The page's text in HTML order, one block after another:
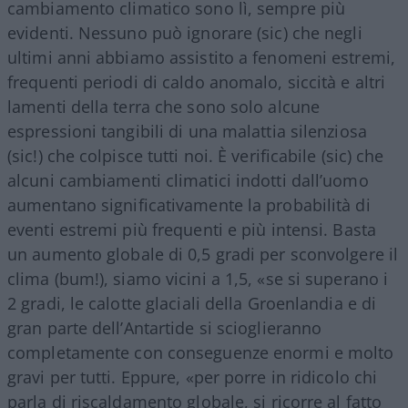
cambiamento climatico sono lì, sempre più
evidenti. Nessuno può ignorare (sic) che negli
ultimi anni abbiamo assistito a fenomeni estremi,
frequenti periodi di caldo anomalo, siccità e altri
lamenti della terra che sono solo alcune
espressioni tangibili di una malattia silenziosa
(sic!) che colpisce tutti noi. È verificabile (sic) che
alcuni cambiamenti climatici indotti dall’uomo
aumentano significativamente la probabilità di
eventi estremi più frequenti e più intensi. Basta
un aumento globale di 0,5 gradi per sconvolgere il
clima (bum!), siamo vicini a 1,5, «se si superano i
2 gradi, le calotte glaciali della Groenlandia e di
gran parte dell’Antartide si scioglieranno
completamente con conseguenze enormi e molto
gravi per tutti. Eppure, «per porre in ridicolo chi
parla di riscaldamento globale, si ricorre al fatto